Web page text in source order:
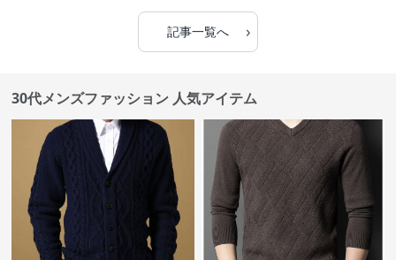
記事一覧へ ›
30代メンズファッション 人気アイテム